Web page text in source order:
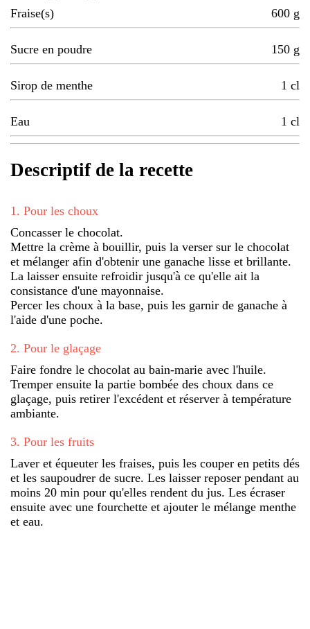
Fraise(s)
600 g
Sucre en poudre 150 g
Sirop de menthe 1 cl
Eau 1 cl
Descriptif de la recette
1 . Pour les choux
Concasser le chocolat.
Mettre la crème à bouillir, puis la verser sur le chocolat
et mélanger afin d'obtenir une ganache lisse et brillante.
La laisser ensuite refroidir jusqu'à ce qu'elle ait la
consistance d'une mayonnaise.
Percer les choux à la base, puis les garnir de ganache à
l'aide d'une poche.
2. Pour le glaçage
Faire fondre le chocolat au bain-marie avec l'huile.
Tremper ensuite la partie bombée des choux dans ce
glaçage, puis retirer l'excédent et réserver à température
ambiante.
3. Pour les fruits
Laver et équeuter les fraises, puis les couper en petits dés
et les saupoudrer de sucre. Les laisser reposer pendant au
moins 20 min pour qu'elles rendent du jus. Les écraser
ensuite avec une fourchette et ajouter le mélange menthe
et eau.